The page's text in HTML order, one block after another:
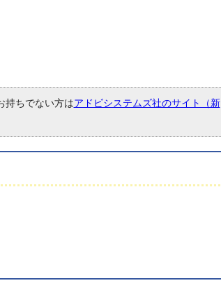
持ちでない方はアドビシステムズ社のサイト（新